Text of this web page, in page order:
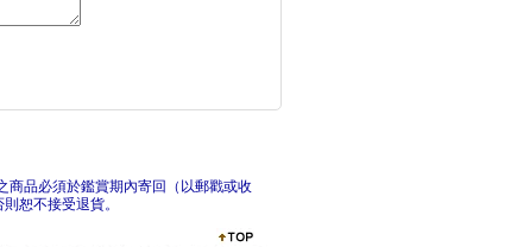
商品必須於鑑賞期內寄回（以郵戳或收
恕不接受退貨。